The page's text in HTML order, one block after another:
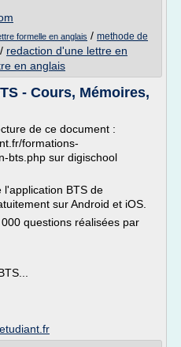
formelle en anglais / methode de
/ redaction d'une lettre en
en anglais
- Cours, Mémoires,
de ce document :
formations-
bts.php sur digischool
l'application BTS de
sur Android et iOS.
questions réalisées par